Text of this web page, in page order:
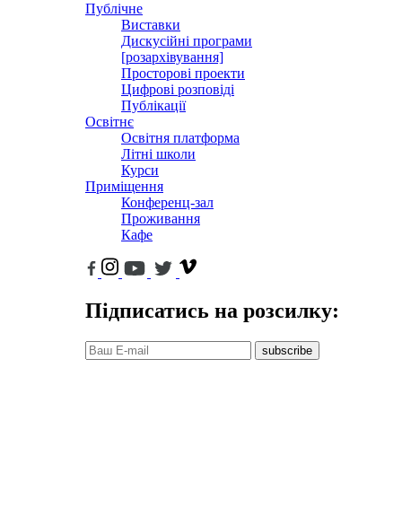
Публічне
Виставки
Дискусійні програми
[розархівування]
Просторові проекти
Цифрові розповіді
Публікації
Освітнє
Освітня платформа
Літні школи
Курси
Приміщення
Конференц-зал
Проживання
Кафе
Підписатись на розсилку:
subscribe